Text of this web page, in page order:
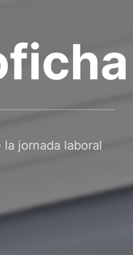
jornada laboral